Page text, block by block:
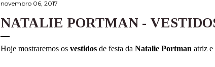
novembro 06, 2017
NATALIE PORTMAN -
Hoje mostraremos os vestidosde festa da Natalie Portman atriz e